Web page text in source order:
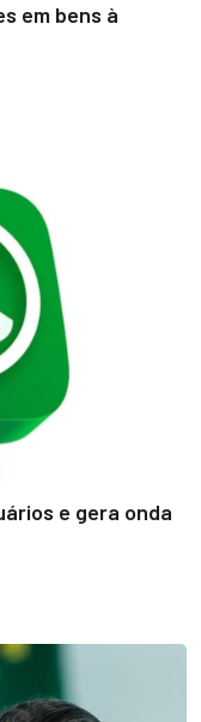
em bens à
e gera onda